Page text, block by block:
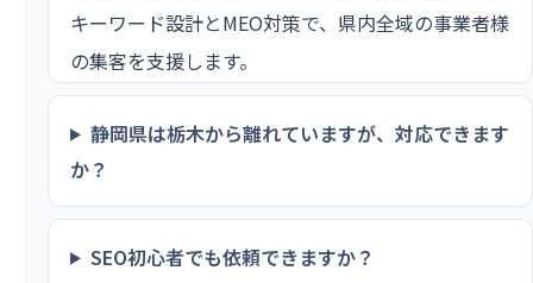
キーワード設計とMEO対策で、県内全域の事業者様
の集客を支援します。
静岡県は栃木から離れていますが、対応できます
か？
SEO初心者でも依頼できますか？